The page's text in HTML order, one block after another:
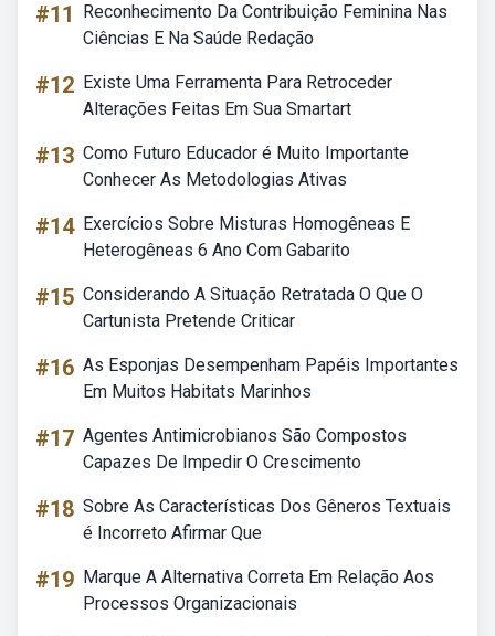
#11
Reconhecimento Da Contribuição Feminina Nas
Ciências E Na Saúde Redação
#12 Existe Uma Ferramenta Para Retroceder
Alterações Feitas Em Sua Smartart
#13 Como Futuro Educador é Muito Importante
Conhecer As Metodologias Ativas
#14 Exercícios Sobre Misturas Homogêneas E
Heterogêneas 6 Ano Com Gabarito
#15 Considerando A Situação Retratada O Que O
Cartunista Pretende Criticar
#16 As Esponjas Desempenham Papéis Importantes
Em Muitos Habitats Marinhos
#17 Agentes Antimicrobianos São Compostos
Capazes De Impedir O Crescimento
#18 Sobre As Características Dos Gêneros Textuais
é Incorreto Afirmar Que
#19 Marque A Alternativa Correta Em Relação Aos
Processos Organizacionais